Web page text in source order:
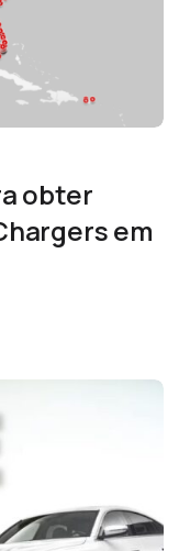
obter
em